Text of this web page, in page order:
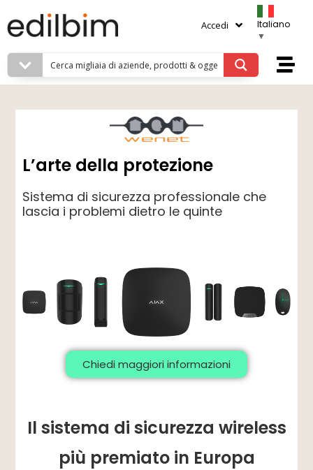
Accedi
Italiano
▼
L’arte della protezione
Sistema di sicurezza professionale che
lascia i problemi dietro le quinte
Chiedi maggiori informazioni
Il sistema di sicurezza wireless
più premiato in Europa